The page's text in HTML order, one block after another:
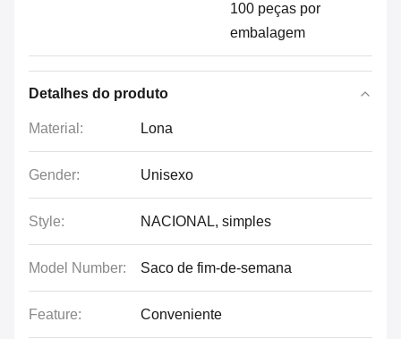
100 peças por
embalagem
Detalhes do produto
Material: Lona
Gender: Unisexo
Style: NACIONAL, simples
Model Number: Saco de fim-de-semana
Feature: Conveniente